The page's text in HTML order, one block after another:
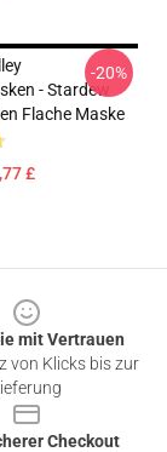
- Stardew
Flache Maske
£
-20%
mit Vertrauen
von Klicks bis zur
Checkout